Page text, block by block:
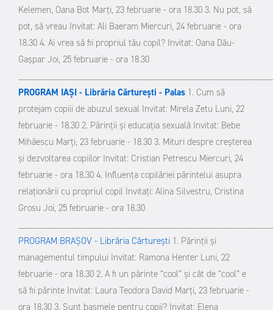
Kelemen, Oana Bot Marţi, 23 februarie - ora 18.30 3. Nu pot, să
pot, să vreau Invitat: Ali Baeram Miercuri, 24 februarie - ora
18.30 4. Ai vrea să fii propriul tău copil? Invitat: Oana Dău-
Gaşpar Joi, 25 februarie - ora 18.30
PROGRAM IAŞI - Librăria Cărtureşti - Palas 1. Cum să
protejam copiii de abuzul sexual Invitat: Mirela Zetu Luni, 22
februarie - 18.30 2. Părinţii şi educaţia sexuală Invitat: Bebe
Mihăescu Marţi, 23 februarie - 18.30 3. Mituri despre creşterea
şi dezvoltarea copiilor Invitat: Cristian Petrescu Miercuri, 24
februarie - ora 18.30 4. Influenţa copilăriei părintelui asupra
relaţionării cu propriul copil Invitaţi: Alina Silvestru, Cristina
Grosu Joi, 25 februarie - ora 18.30
PROGRAM BRAŞOV - Librăria Cărtureşti 1. Părinţii şi
managementul timpului Invitat: Ramona Henter Luni, 22
februarie - ora 18.30 2. A fi un părinte “cool” şi cât de “cool” e
să fii părinte Invitat: Laura Teodora David Marţi, 23 februarie -
ora 18.30 3. Sunt basmele pentru copii? Invitat: Elena